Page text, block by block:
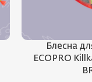
Блесна
ECOPRO